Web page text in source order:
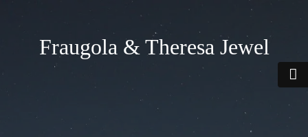
Fraugola & Theresa Jewel